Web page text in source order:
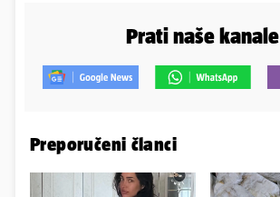
Prati naše kanale
Preporučeni članci